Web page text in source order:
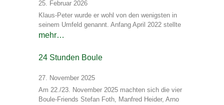
25. Februar 2026
Klaus-Peter wurde er wohl von den wenigsten in
seinem Umfeld genannt. Anfang April 2022 stellte
mehr…
24 Stunden Boule
27. November 2025
Am 22./23. November 2025 machten sich die vier
Boule-Friends Stefan Foth, Manfred Heider, Arno